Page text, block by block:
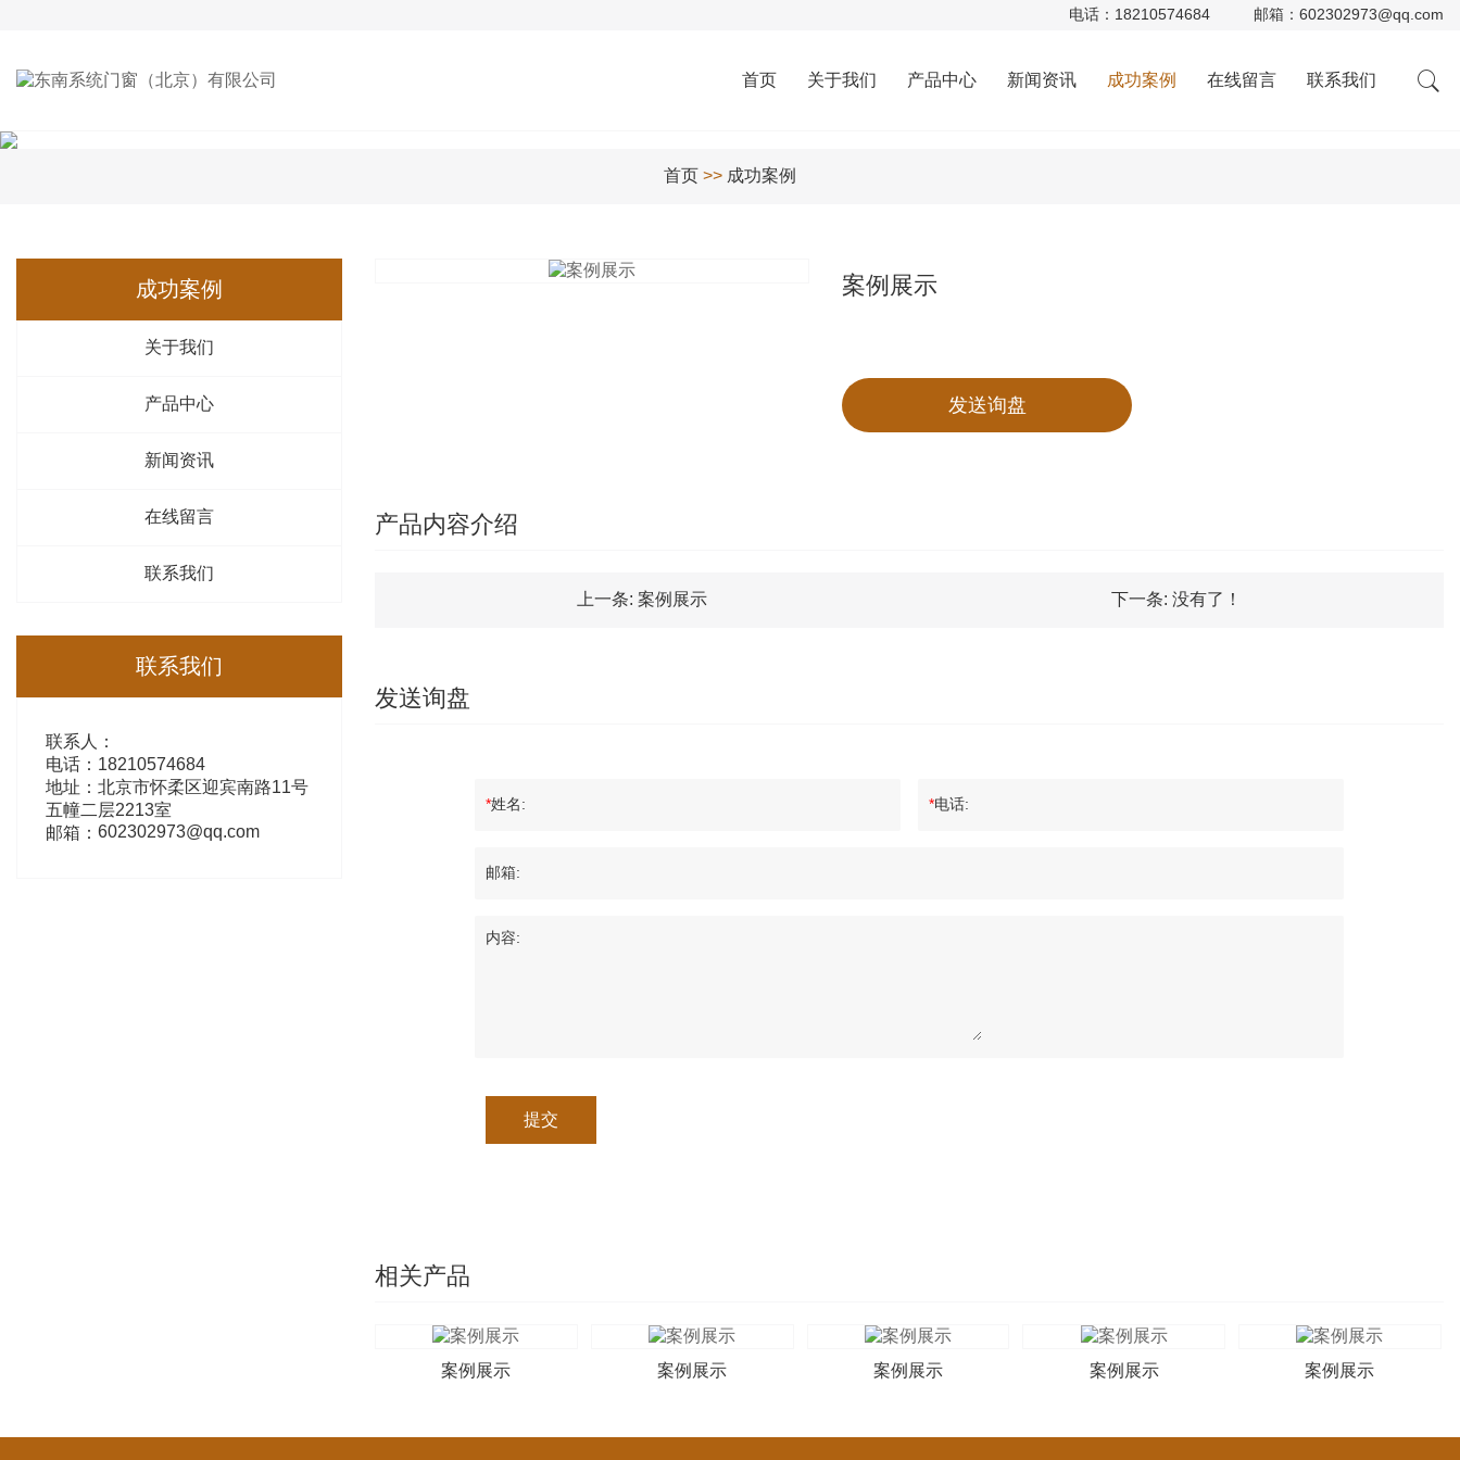
电话： 18210574684 邮箱： 602302973@qq.com
首页 关于我们 产品中心 新闻资讯 成功案例 在线留言 联系我们
首页 >> 成功案例
成功案例
关于我们
产品中心
新闻资讯
在线留言
联系我们
联系我们
联系人：
电话：18210574684
地址：北京市怀柔区迎宾南路11号
五幢二层2213室
邮箱： 602302973@qq.com
案例展示
发送询盘
产品内容介绍
上一条: 案例展示 下一条: 没有了！
发送询盘
*姓名: *电话:
邮箱:
内容:
提交
相关产品
案例展示 案例展示 案例展示 案例展示 案例展示